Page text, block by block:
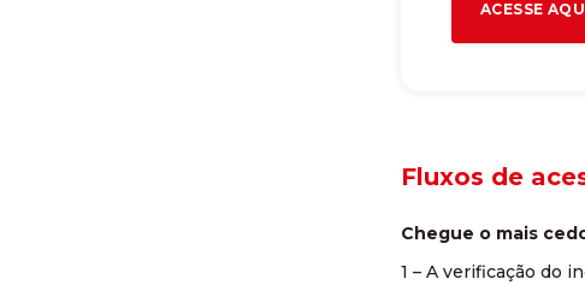
ACESSE
Fluxos de
Chegue o mais
1 – A verificação do